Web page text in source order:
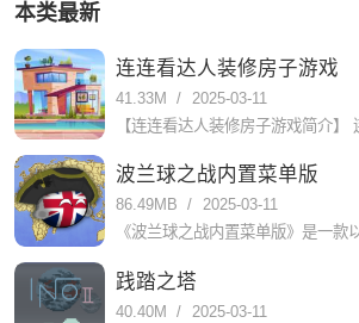
本类最新
连连看达人装修房子游戏
41.33M /
2025-03-11
波兰球之战内置菜单版
86.49MB / 2025-03-11
践踏之塔
40.40M / 2025-03-11